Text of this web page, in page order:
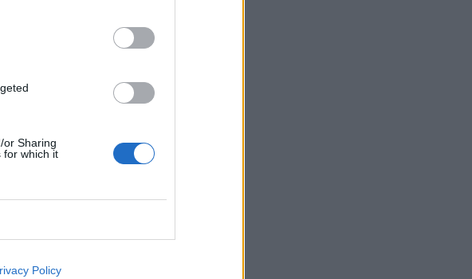
or Sharing
for which it
Policy